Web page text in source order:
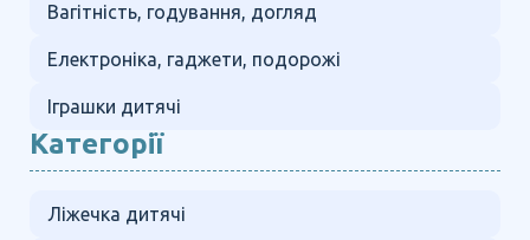
Вагітність, годування, догляд
Електроніка, гаджети, подорожі
Іграшки дитячі
Категорії
Ліжечка дитячі